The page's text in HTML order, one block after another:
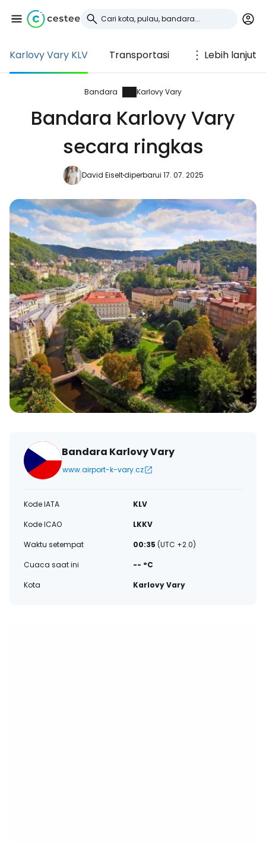
Karlovy Vary KLV Transportasi Lebih lanjut
Bandara Karlovy Vary
Bandara Karlovy Vary
secara ringkas
David Eiseltdiperbarui 17. 07. 2025
Bandara Karlovy Vary
www.airport-k-vary.cz
Kode IATA
KLV
Kode ICAO
LKKV
Waktu setempat
00:35 (UTC +2.0)
Cuaca saat ini
-- °C
Kota
Karlovy Vary
Masuk ke Cestee
... komunitas perjalanan di seluruh dunia
Lanjutkan dengan Google
Lanjutkan dengan Facebook
Lanjutkan dengan email